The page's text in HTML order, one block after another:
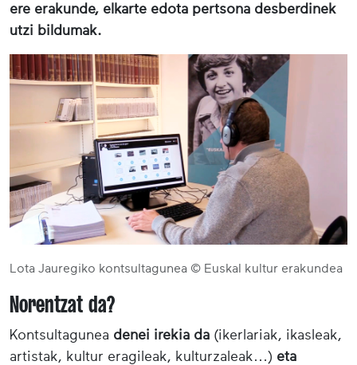
ere erakunde, elkarte edota pertsona desberdinek
utzi bildumak.
Lota Jauregiko kontsultagunea © Euskal kultur erakundea
Norentzat da?
Kontsultagunea denei irekia da (ikerlariak, ikasleak,
artistak, kultur eragileak, kulturzaleak…) eta